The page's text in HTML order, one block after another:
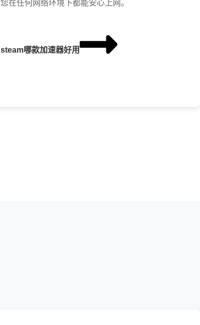
您在任何网络环境下都能安心上网。
steam哪款加速器好用